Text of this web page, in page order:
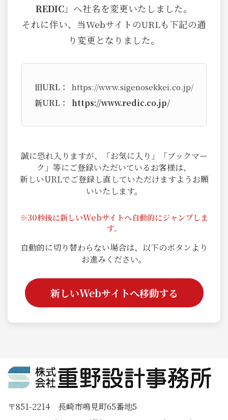
REDIC 」へ社名を変更いたしました。
それに伴い、当WebサイトのURLも下記の通
り変更となりました。
旧URL：
https://www.sigenosekkei.co.jp/
新URL：
https://www.redic.co.jp/
誠に恐れ入りますが、「お気に入り」「ブックマー
ク」等にご登録いただいているお客様は、
新しいURLでご登録し直していただけますようお願
いいたします。
※30秒後に新しいWebサイトへ自動的にジャンプしま
す。
自動的に切り替わらない場合は、以下のボタンより
お進みください。
新しいWebサイトへ移動する
〒851-2214 長崎市鳴見町65番地5